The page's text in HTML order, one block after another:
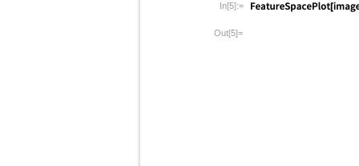
In[5]:=
Out[5]=